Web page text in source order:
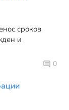
сроков
и
0